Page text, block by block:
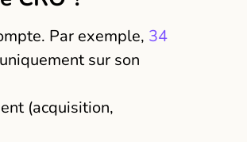
Par exemple, 34
sur son
(acquisition,